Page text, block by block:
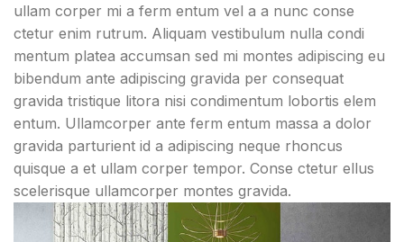
ullam corper mi a ferm entum vel a a nunc conse
ctetur enim rutrum. Aliquam vestibulum nulla condi
mentum platea accumsan sed mi montes adipiscing eu
bibendum ante adipiscing gravida per consequat
gravida tristique litora nisi condimentum lobortis elem
entum. Ullamcorper ante ferm entum massa a dolor
gravida parturient id a adipiscing neque rhoncus
quisque a et ullam corper tempor. Conse ctetur ellus
scelerisque ullamcorper montes gravida.